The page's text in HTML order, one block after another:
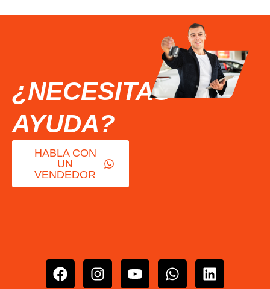
¿NECESITAS
AYUDA?
HABLA CON
UN
VENDEDOR
F
a
I
n
Y
o
W
h
L
i